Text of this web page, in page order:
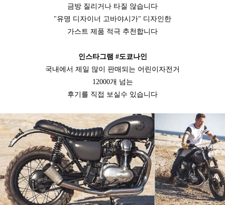
금방 질리거나 타질 않습니다
"유명 디자이너 고바야시가" 디자인한
가스트 제품 적극 추천합니다
인스타그램 #도쿄나인
국내에서 제일 많이 판매되는 어린이자전거
12000개 넘는
후기를 직접 보실수 있습니다